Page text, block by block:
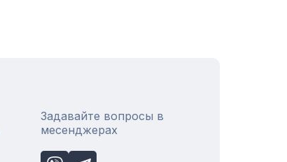
Задавайте вопросы в
месенджерах